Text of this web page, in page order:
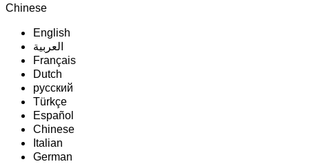
Chinese
English
‏العربية‏
Français
Dutch
русский
Türkçe
Español
Chinese
Italian
German